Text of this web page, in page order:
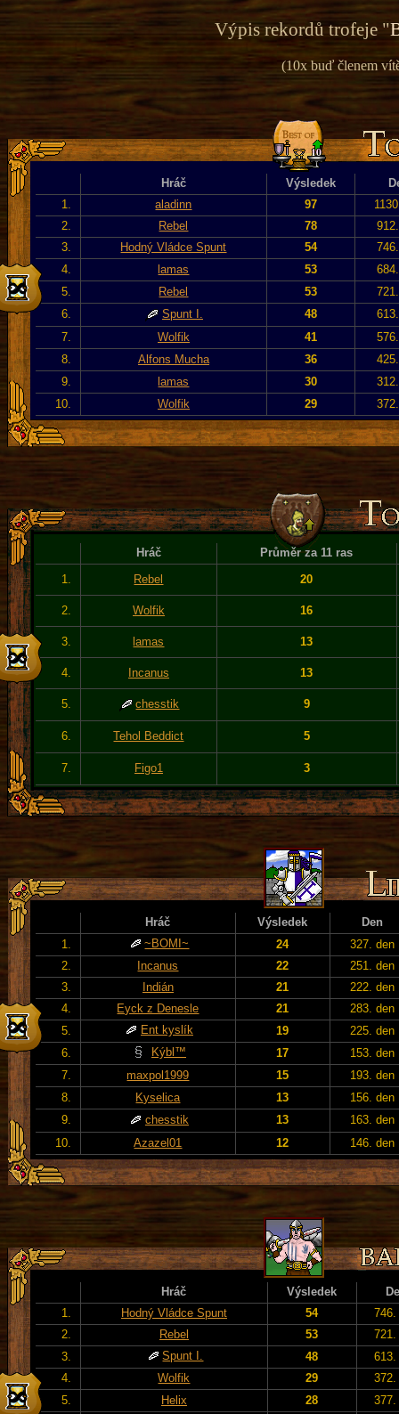
Výpis rekordů trofeje "
(10x buď členem
Hráč Výsledek
1.
aladinn 97
2.
Rebel 78
3.
Hodný Vládce Spunt 54
4.
lamas 53
5.
Rebel 53
6.
Spunt I. 48
7.
Wolfik 41
8.
Alfons Mucha 36
9.
lamas 30
10.
Wolfik 29
Hráč
Průměr za 11 ras
1.
Rebel 20
2. Wolfik 16
3. lamas 13
4. Incanus 13
5. chesstik 9
6. Tehol Beddict 5
7. Figo1 3
Hráč Výsledek
Den
1.
~BOMI~ 24
327. den
2.
Incanus 22
251. den
3.
Indián 21
222. den
4.
Eyck z Denesle 21
283. den
5.
Ent kyslík 19
225. den
6.
Kýbl™ 17
153. den
7.
maxpol1999 15
193. den
8.
Kyselica 13
156. den
9.
chesstik 13
163. den
10.
Azazel01 12 146. den
Hráč Výsledek
1.
Hodný Vládce Spunt 54
746.
2.
Rebel 53
721.
3.
Spunt I. 48
613.
4.
Wolfik 29
372.
5.
Helix 28
377.